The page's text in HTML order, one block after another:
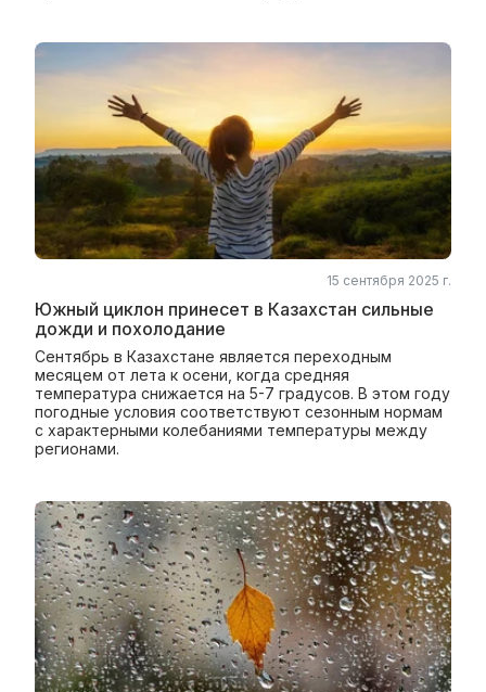
15 сентября 2025 г.
Южный циклон принесет в Казахстан сильные
дожди и похолодание
Сентябрь в Казахстане является переходным
месяцем от лета к осени, когда средняя
температура снижается на 5-7 градусов. В этом году
погодные условия соответствуют сезонным нормам
с характерными колебаниями температуры между
регионами.